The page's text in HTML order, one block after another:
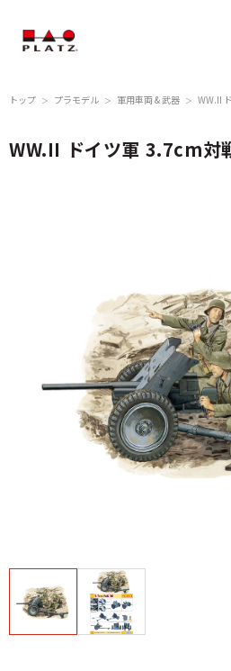
トップ ＞ プラモデル ＞ 軍用車両 & 武器 ＞ WW.II
WW.II ドイツ軍 3.7cm対